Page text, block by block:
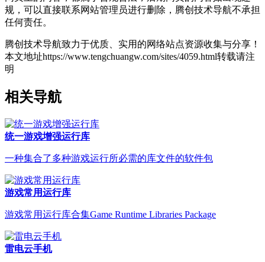
规，可以直接联系网站管理员进行删除，腾创技术导航不承担
任何责任。
腾创技术导航致力于优质、实用的网络站点资源收集与分享！
本文地址https://www.tengchuangw.com/sites/4059.html转载请注
明
相关导航
统一游戏增强运行库
一种集合了多种游戏运行所必需的库文件的软件包
游戏常用运行库
游戏常用运行库合集Game Runtime Libraries Package
雷电云手机